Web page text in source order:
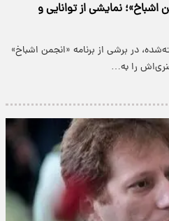
نمایشی از توانایی و
در برشی از برنامه «انجمن اشباخ»
را به…